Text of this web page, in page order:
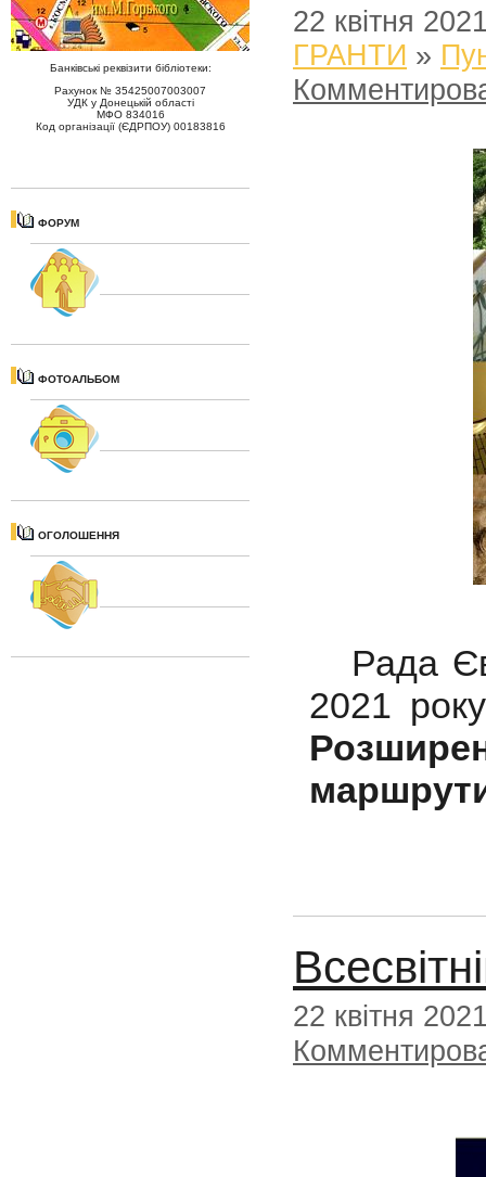
Банківські реквізити бібліотеки:
Рахунок № 35425007003007
УДК у Донецькій області
МФО 834016
Код організації (ЄДРПОУ) 00183816
ФОРУМ
ФОТОАЛЬБОМ
ОГОЛОШЕННЯ
22 квітня
ГРАНТИ »
Рада
2021
22 квітня